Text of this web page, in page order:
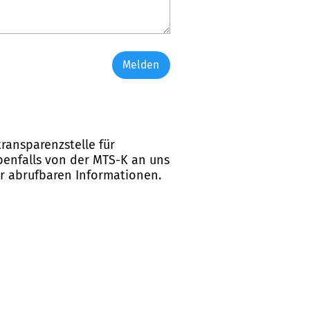
Melden
für
von der MTS-K an uns
abrufbaren Informationen.